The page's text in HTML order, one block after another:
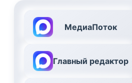
МедиаПоток
Главный редактор